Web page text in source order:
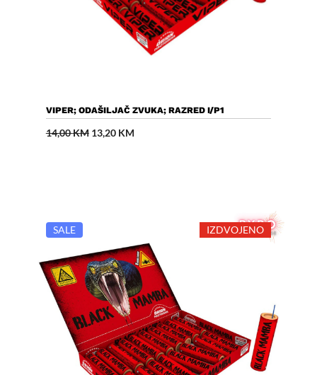
Dodaj U Košaricu
VIPER; ODAŠILJAČ ZVUKA; RAZRED I/P1
14,00KM Izvorna
cijena
13,20 KMTrenutna
SALE IZDVOJENO